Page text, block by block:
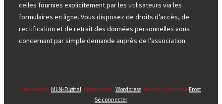
celles fournies explicitement par les utilisateurs via les
formulaires en ligne. Vous disposez de droits d’accès, de
rectification et de retrait des données personnelles vous
concernant par simple demande auprès de l’association.
Site créé par MLN-Digital, propulsé parWordpress, basé sur le thème Frost.
Se connecter